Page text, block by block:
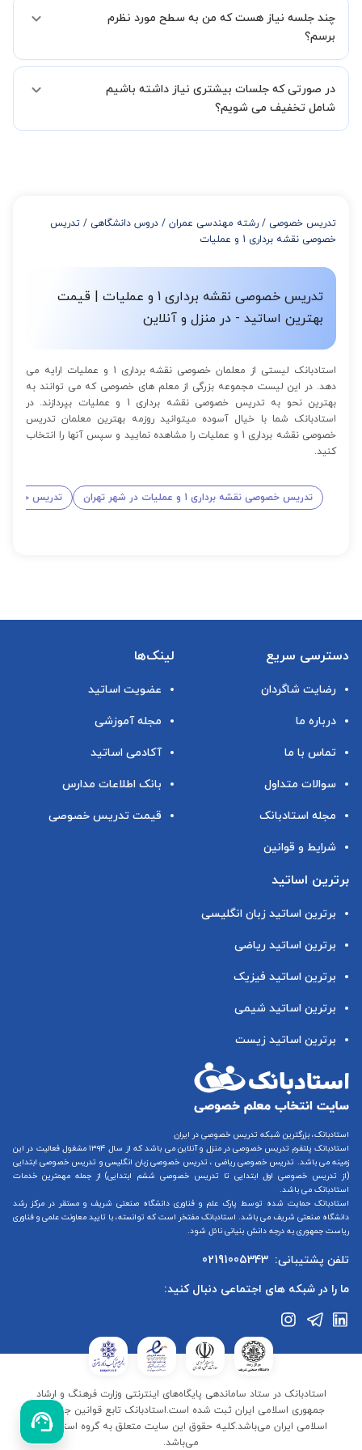
بخش پشتیبانی استادبانک با شما تماس گرفته و راهنمایی کامل و پیگیری
لازم جهت تکمیل درخواست شما را انجام میدهند.
همچنین میتوانید درخواست خود را از طریق تماس مستقیم با شماره
ادامه دهید.
چند جلسه نیاز هست که من به سطح مورد نظرم
برسم؟
مدرس مشخص کند ابتدا باید جلسه اول کلاس درس شما با مدرس برگزار
شود تا با توجه به سطح شما و خواسته شما مدرس اعلام کنند که تقریبا
در صورتی که جلسات بیشتری نیاز داشته باشیم
شامل تخفیف می شویم؟
از 12 تا 15 جلسه: 7% تخفیف
از 16 تا 100 جلسه: 9% تخفیف
تدریس خصوصی / رشته مهندسی عمران / دروس دانشگاهی / تدریس
خصوصی نقشه برداری 1 و عملیات
تدریس خصوصی نقشه برداری 1 و عملیات | قیمت
بهترین اساتید - در منزل و آنلاین
استادبانک لیستی از معلمان خصوصی نقشه برداری 1 و عملیات ارایه می
دهد. در این لیست مجموعه بزرگی از معلم های خصوصی که می توانند به
بهترین نحو به تدریس خصوصی نقشه برداری 1 و عملیات بپردازند. در
استادبانک شما با خیال آسوده میتوانید روزمه بهترین معلمان تدریس
خصوصی نقشه برداری 1 و عملیات را مشاهده نمایید و سپس آنها را انتخاب
کنید.
تدریس خصوصی نقشه برداری 1 و عملیات در شهر تهران تدریس خصوصی نقشه
دسترسی سریع
رضایت شاگردان
درباره ما
تماس با ما
سوالات متداول
مجله استادبانک
شرایط و قوانین
لینک‌ها
عضویت اساتید
مجله آموزشی
آکادمی اساتید
بانک اطلاعات مدارس
قیمت تدریس خصوصی
برترین اساتید
برترین اساتید زبان انگلیسی
برترین اساتید ریاضی
برترین اساتید فیزیک
برترین اساتید شیمی
برترین اساتید زیست
استادبانک، بزرگترین شبکه تدریس خصوصی در ایران
استادبانک پلتفرم تدریس خصوصی در منزل و آنلاین
می باشد که از سال ۱۳۹۴ مشغول فعالیت در این
زمینه می باشد. تدریس خصوصی ریاضی ، تدریس خصوصی زبان انگلیسیو تدریس خصوصی ابتدایی
(از تدریس خصوصی اول ابتدایی تا تدریس خصوصی ششم ابتدایی) از جمله مهمترین خدمات
استادبانک می باشد.
استادبانک حمایت شده توسط پارک علم و فناوری دانشگاه صنعتی شریف و مستقر در مرکز رشد
دانشگاه صنعتی شریف می باشد. استادبانک مفتخر است که توانسته، با تایید معاونت علمی و فناوری
ریاست جمهوری به درجه دانش بنیانی نائل شود.
تلفن پشتیبانی: 02191005343
ما را در شبکه های اجتماعی دنبال کنید:
استادبانک در ستاد ساماندهی پایگاه‌های اینترنتی وزارت فرهنگ و ارشاد
جمهوری اسلامی ایران ثبت شده است.استادبانک تابع قوانین جمهوری
اسلامی ایران می‌باشد.کلیه حقوق این سایت متعلق به گروه استادبانک
می‌باشد.